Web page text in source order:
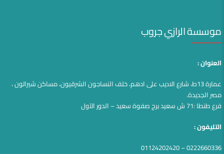
موسسة الرازي جروب
العنوان :
عمارة 13ط، شارع الاديب على ادهم، خلف النساجون الشرقيون، مساكن شيراتون ،
مصر الجديدة.
فرع طنطا :71 ش سعيد برج صفوة سعيد – الدور الآول
التليفون :
0222660336 – 01124202420